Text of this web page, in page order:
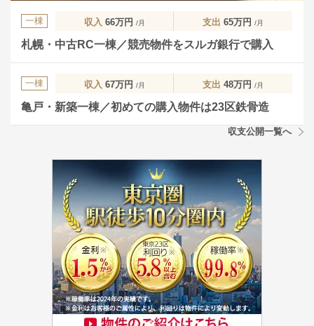
一棟 収入 66万円 /月 支出 65万円 /月
札幌・中古RC一棟／競売物件をスルガ銀行で購入
一棟 収入 67万円 /月 支出 48万円 /月
亀戸・新築一棟／初めての購入物件は23区鉄骨造
収支公開一覧へ